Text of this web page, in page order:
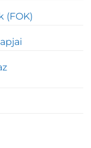
(FOK)